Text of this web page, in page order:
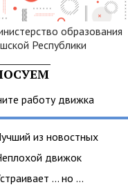
работу движка
из новостных
движок
... но ...